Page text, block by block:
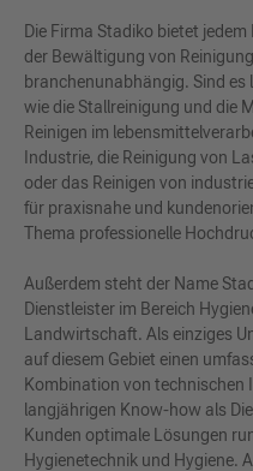
Die Firma Stadiko bietet
der Bewältigung von
branchenunabhängig. Sind
wie die Stallreinigung und die
Reinigen im
Industrie, die Reinigung von
oder das Reinigen von
für praxisnahe und
Thema professionelle
Außerdem steht der Name
Dienstleister im Bereich
Landwirtschaft. Als einziges
auf diesem Gebiet einen
Kombination von technischen
langjährigen Know-how als
Kunden optimale Lösungen
Hygienetechnik und Hygiene.